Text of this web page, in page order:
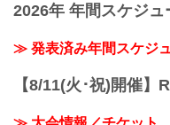
2026年 年間スケジュ
≫ 発表済み年間スケジ
【8/11(火･祝)開催